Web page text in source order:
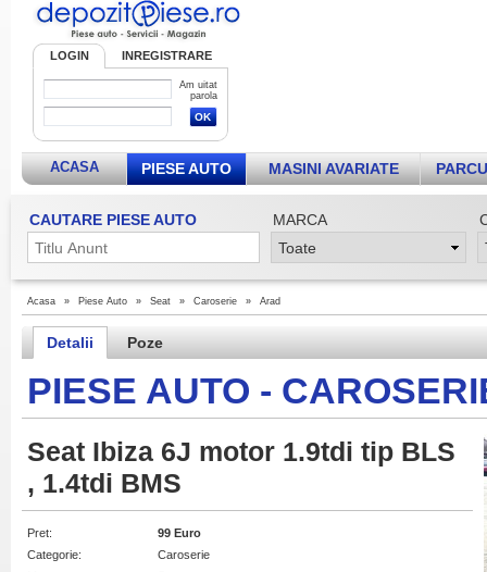
LOGIN INREGISTRARE
Am uitat
parola
ACASA PIESE AUTO MASINI AVARIATE
CAUTARE PIESE AUTO MARCA
Acasa » Piese Auto » Seat » Caroserie » Arad
Detalii Poze
PIESE AUTO -
Seat Ibiza 6J motor 1.9tdi tip BLS
, 1.4tdi BMS
Pret:
99 Euro
Categorie:
Caroserie